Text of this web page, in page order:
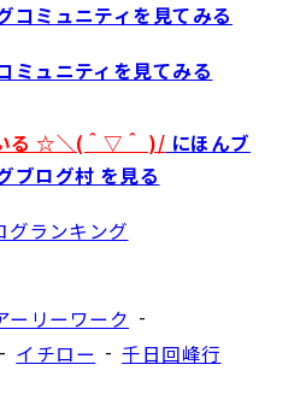
コミュニティを見てみる
ミュニティを見てみる
る ☆＼(＾▽＾ )/ にほんブ
ブログ村 を見る
ーリーワーク -
- イチロー - 千日回峰行